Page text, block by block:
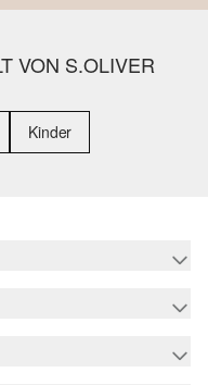
VON S.OLIVER
Kinder